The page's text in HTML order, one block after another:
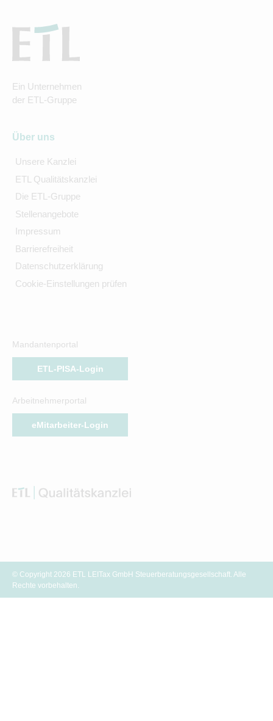
Ein Unternehmen
der ETL-Gruppe
Über uns
Unsere Kanzlei
ETL Qualitätskanzlei
Die ETL-Gruppe
Stellenangebote
Impressum
Barrierefreiheit
Datenschutzerklärung
Cookie-Einstellungen prüfen
Mandantenportal
ETL-PISA-Login
Arbeitnehmerportal
eMitarbeiter-Login
© Copyright 2026 ETL LEITax GmbH Steuerberatungsgesellschaft. Alle
Rechte vorbehalten.